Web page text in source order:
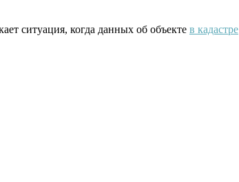
ситуация, когда данных об объекте в кадастре